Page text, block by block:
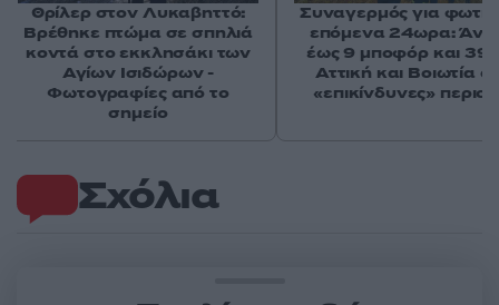
Σχόλια
Θρίλερ στον Λυκαβηττό:
Βρέθηκε πτώμα σε σπηλιά
κοντά στο εκκλησάκι των
Αγίων Ισιδώρων -
Φωτογραφίες από το
σημείο
Συναγερμός για
επόμενα 24ωρα:
έως 9 μποφόρ και
Αττική και Βοιωτία
«επικίνδυνες»